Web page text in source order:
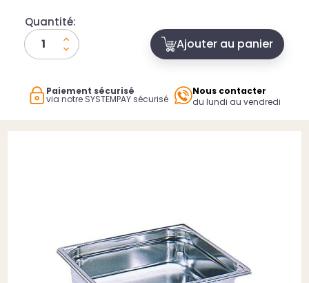
Quantité:
Ajouter au panier
Paiement sécurisé
via notre SYSTEMPAY sécurisé
Nous contacter
du lundi au vendredi